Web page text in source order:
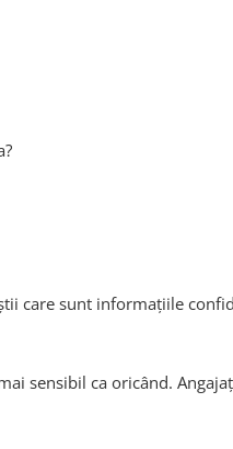
care sunt informațiile
sensibil ca oricând.